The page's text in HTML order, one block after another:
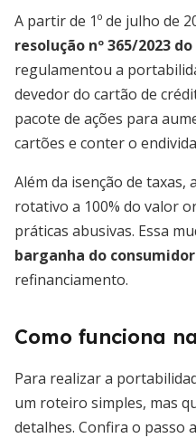
A partir de 1º de julho de
resolução nº 365/2023
regulamentou a
devedor do cartão de
pacote de ações para
cartões e conter o
Além da isenção de
rotativo a 100% do valor
práticas abusivas. Essa
barganha do consumidor
refinanciamento.
Como funciona
Para realizar a
um roteiro simples, mas
detalhes. Confira o passo